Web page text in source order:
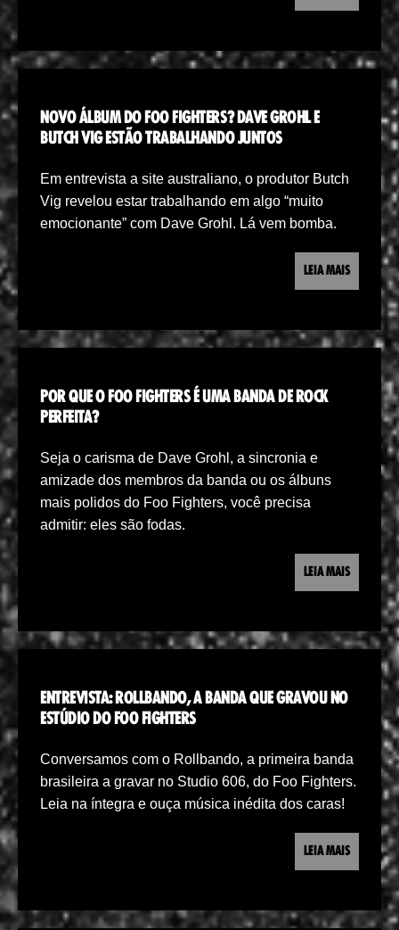
NOVO ÁLBUM DO FOO FIGHTERS? DAVE GROHL E
BUTCH VIG ESTÃO TRABALHANDO JUNTOS
Em entrevista a site australiano, o produtor Butch
Vig revelou estar trabalhando em algo “muito
emocionante” com Dave Grohl. Lá vem bomba.
LEIA MAIS
POR QUE O FOO FIGHTERS É UMA BANDA DE ROCK
PERFEITA?
Seja o carisma de Dave Grohl, a sincronia e
amizade dos membros da banda ou os álbuns
mais polidos do Foo Fighters, você precisa
admitir: eles são fodas.
LEIA MAIS
ENTREVISTA: ROLLBANDO, A BANDA QUE GRAVOU NO
ESTÚDIO DO FOO FIGHTERS
Conversamos com o Rollbando, a primeira banda
brasileira a gravar no Studio 606, do Foo Fighters.
Leia na íntegra e ouça música inédita dos caras!
LEIA MAIS